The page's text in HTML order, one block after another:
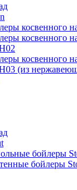
косвенного
косвенного
косвенного
(из
бойлеры
бойлеры